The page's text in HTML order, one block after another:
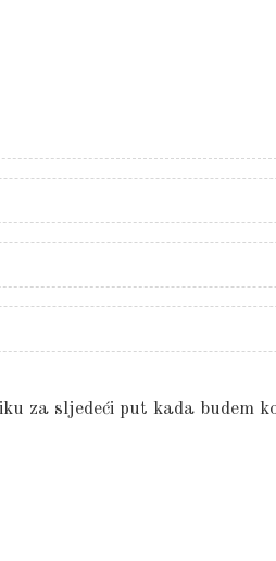
za sljedeći put kada budem